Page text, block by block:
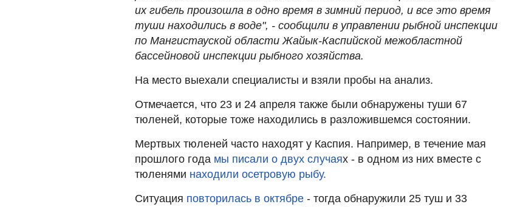
их гибель произошла в одно время в зимний период, и все это время
туши находились в воде", - сообщили в управлении рыбной инспекции
по Мангистауской области Жайык-Каспийской межобластной
бассейновой инспекции рыбного хозяйства.
На место выехали специалисты и взяли пробы на анализ.
Отмечается, что 23 и 24 апреля также были обнаружены туши 67
тюленей, которые тоже находились в разложившемся состоянии.
Мертвых тюленей часто находят у Каспия. Например, в течение мая
прошлого года мы писали о двух случаях - в одном из них вместе с
тюленями находили осетровую рыбу.
Ситуация повторилась в октябре - тогда обнаружили 25 туш и 33